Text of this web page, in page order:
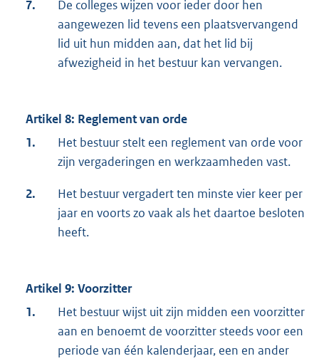
7.
De colleges wijzen voor ieder door hen
aangewezen lid tevens een plaatsvervangend
lid uit hun midden aan, dat het lid bij
afwezigheid in het bestuur kan vervangen.
Artikel 8: Reglement van orde
1.
Het bestuur stelt een reglement van orde voor
zijn vergaderingen en werkzaamheden vast.
2.
Het bestuur vergadert ten minste vier keer per
jaar en voorts zo vaak als het daartoe besloten
heeft.
Artikel 9: Voorzitter
1.
Het bestuur wijst uit zijn midden een voorzitter
aan en benoemt de voorzitter steeds voor een
periode van één kalenderjaar, een en ander